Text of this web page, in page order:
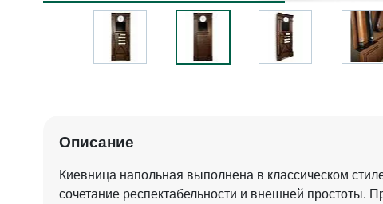
Описание
Киевница напольная выполнена в классическом
сочетание респектабельности и внешней простоты.